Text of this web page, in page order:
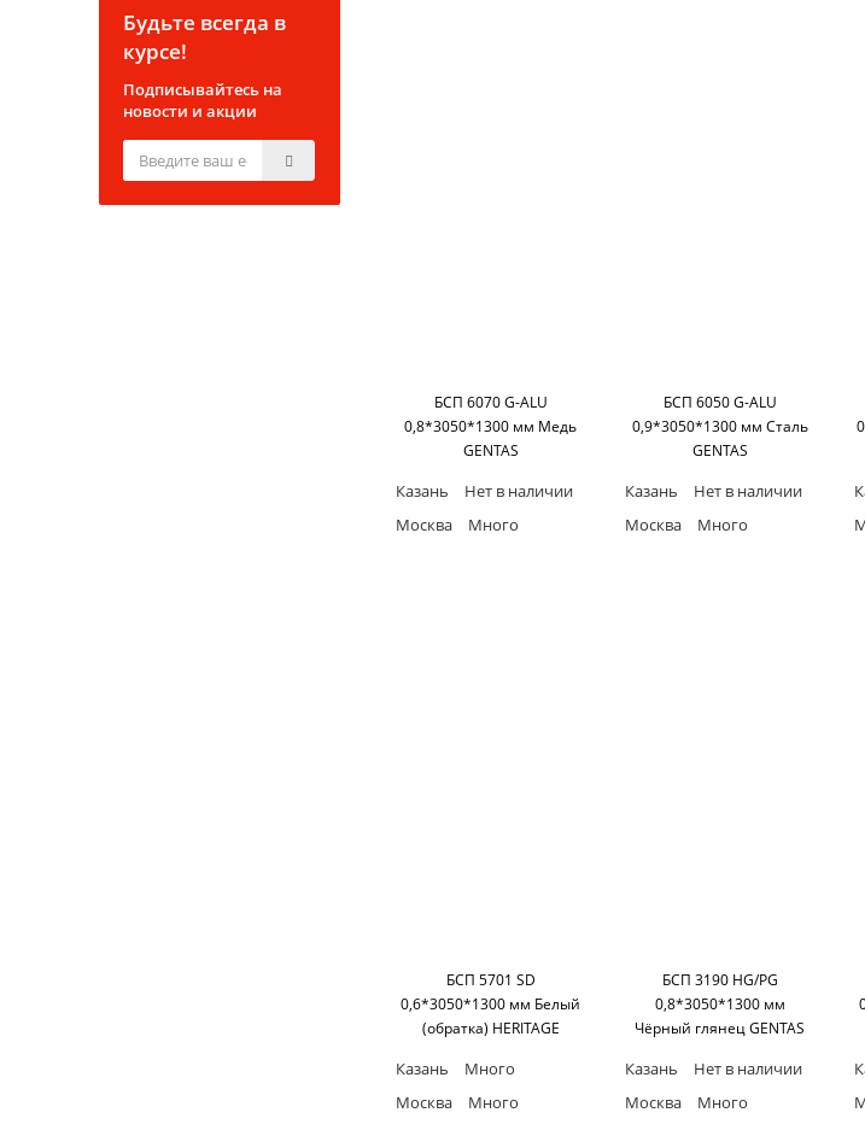
Будьте всегда в
курсе!
Подписывайтесь на
новости и акции
БСП 6070 G-ALU
0,8*3050*1300 мм Медь
GENTAS
Казань
Нет в наличии
Москва
Много
БСП 6050 G-ALU
0,9*3050*1300 мм Сталь
GENTAS
Казань
Нет в наличии
Москва
Много
БСП 5701 SD
0,6*3050*1300 мм Белый
(обратка) HERITAGE
Казань
Много
Москва
Много
БСП 3190 HG/PG
0,8*3050*1300 мм
Чёрный глянец GENTAS
Казань
Нет в наличии
Москва
Много